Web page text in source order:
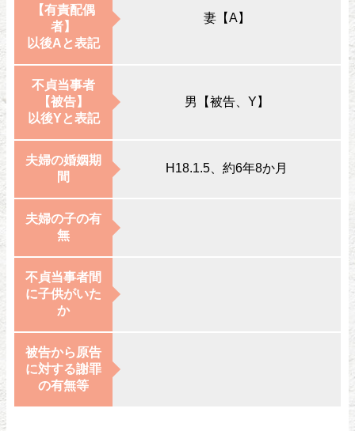
【有責配偶
者】
以後Aと表記
妻【A】
不貞当事者
【被告】
以後Yと表記
男【被告、Y】
夫婦の婚姻期
間
H18.1.5、約6年8か月
夫婦の子の有
無
不貞当事者間
に子供がいた
か
被告から原告
に対する謝罪
の有無等